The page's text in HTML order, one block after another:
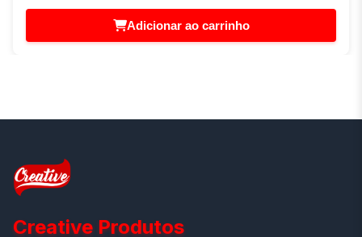
Adicionar ao carrinho
Creative Produtos